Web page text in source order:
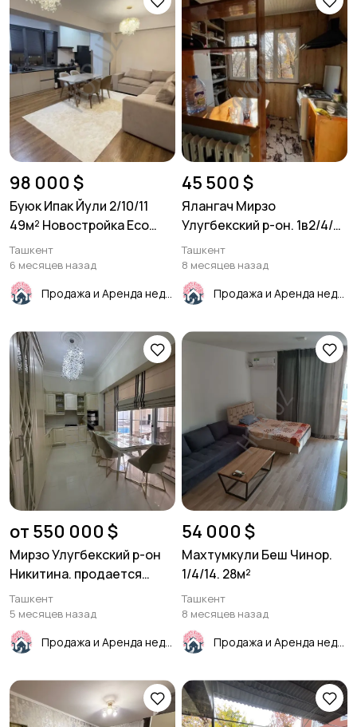
98 000 $
Буюк Ипак Йули 2/10/11
49м² Новостройка Eco
Smart
Ташкент
6 месяцев назад
45 500 $
Ялангач Мирзо
Улугбекский р-он. 1в2/4/4
33м² Панель
Ташкент
8 месяцев назад
от 550 000 $
Мирзо Улугбекский р-он
Никитина. продается
дом.230м²
Ташкент
5 месяцев назад
54 000 $
Махтумкули Беш Чинор.
1/4/14. 28м²
Ташкент
8 месяцев назад